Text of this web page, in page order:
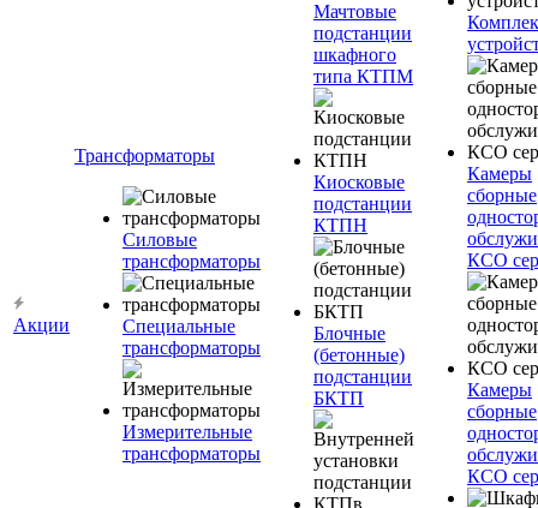
Акции
Трансформаторы
Силовые
трансформаторы
Специальные
трансформаторы
Измерительные
трансформаторы
Мачтовые
подстанции
шкафного
типа КТПМ
Киосковые
подстанции
КТПН
Блочные
(бетонные)
подстанции
БКТП
Камеры
сборные
КСО
Камеры
сборные
КСО